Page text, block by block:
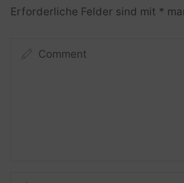
Erforderliche Felder sind mit *